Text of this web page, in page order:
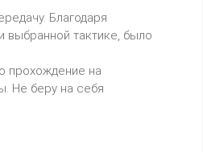
Благодаря
выбранной тактике, было
прохождение на
Не беру на себя